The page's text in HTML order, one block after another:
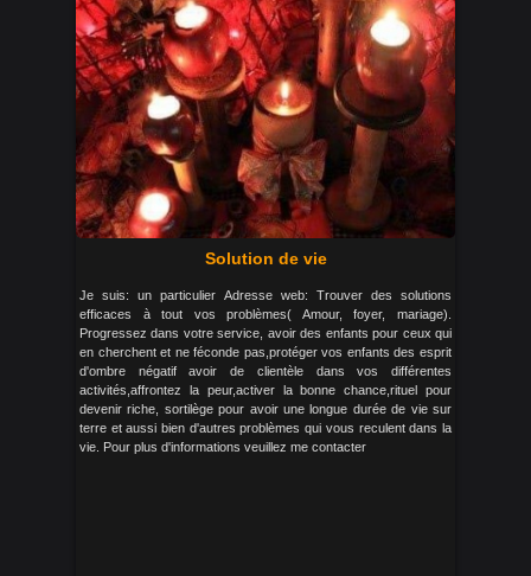
Solution de vie
Je suis: un particulier Adresse web: Trouver des solutions
efficaces à tout vos problèmes( Amour, foyer, mariage).
Progressez dans votre service, avoir des enfants pour ceux qui
en cherchent et ne féconde pas,protéger vos enfants des esprit
d'ombre négatif avoir de clientèle dans vos différentes
activités,affrontez la peur,activer la bonne chance,rituel pour
devenir riche, sortilège pour avoir une longue durée de vie sur
terre et aussi bien d'autres problèmes qui vous reculent dans la
vie. Pour plus d'informations veuillez me contacter